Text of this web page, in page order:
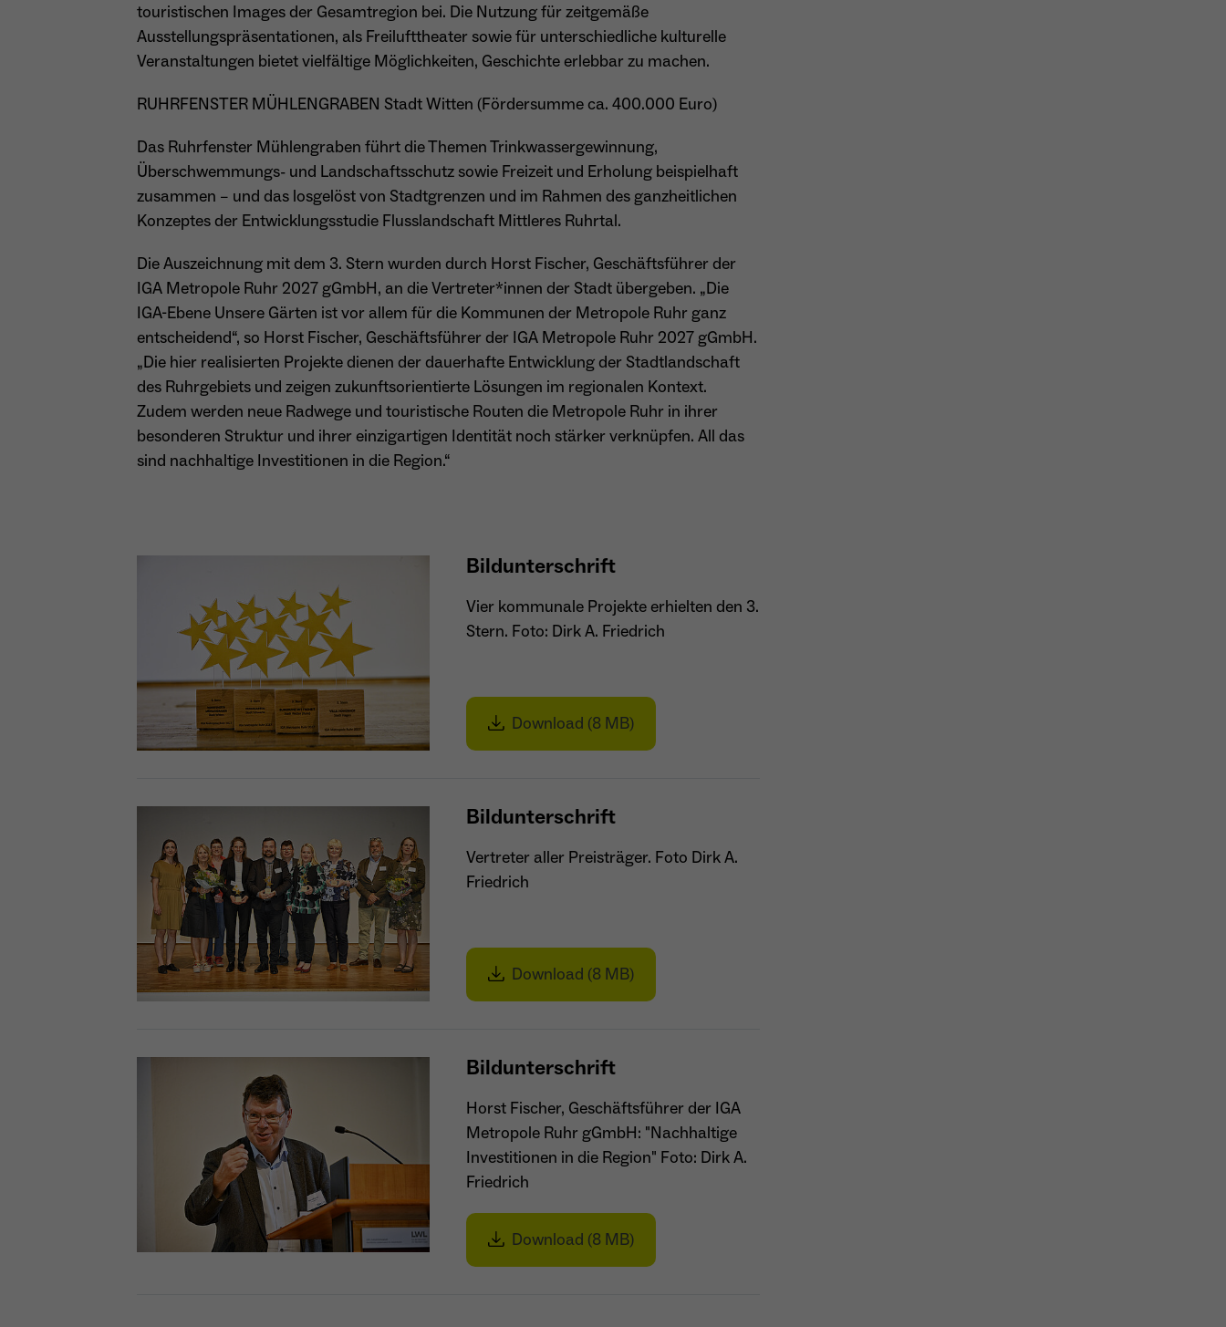
Laufzeit 2 Jahre
Zweck
wird, ob ein Besucher neu oder wiederkehrend ist.
Name _gcl_au
Anbieter Google LLC
Zweck
- Wird von Google Ads / Google Tag Manager
verwendet - Dient der Conversion-Erfassung und
Werbewirksamkeitsmessung - Hilft zu verstehen, wie
Nutzer mit Anzeigen interagieren
Name _fbp
Anbieter
Zweck
Ausspielung personalisierter Werbung - Messung
touristischen Images der Gesamtregion bei. Die Nutzung für zeitgemäße
Ausstellungspräsentationen, als Freilufttheater sowie für unterschiedliche kulturelle
Veranstaltungen bietet vielfältige Möglichkeiten, Geschichte erlebbar zu machen.
RUHRFENSTER MÜHLENGRABEN Stadt Witten (Fördersumme ca. 400.000 Euro)
Das Ruhrfenster Mühlengraben führt die Themen Trinkwassergewinnung,
Überschwemmungs- und Landschaftsschutz sowie Freizeit und Erholung beispielhaft
zusammen – und das losgelöst von Stadtgrenzen und im Rahmen des ganzheitlichen
Konzeptes der Entwicklungsstudie Flusslandschaft Mittleres Ruhrtal.
Die Auszeichnung mit dem 3. Stern wurden durch Horst Fischer, Geschäftsführer der
IGA Metropole Ruhr 2027 gGmbH, an die Vertreter*innen der Stadt übergeben. „Die
IGA-Ebene Unsere Gärten ist vor allem für die Kommunen der Metropole Ruhr ganz
entscheidend“, so Horst Fischer, Geschäftsführer der IGA Metropole Ruhr 2027 gGmbH.
„Die hier realisierten Projekte dienen der dauerhafte Entwicklung der Stadtlandschaft
des Ruhrgebiets und zeigen zukunftsorientierte Lösungen im regionalen Kontext.
Zudem werden neue Radwege und touristische Routen die Metropole Ruhr in ihrer
besonderen Struktur und ihrer einzigartigen Identität noch stärker verknüpfen. All das
sind nachhaltige Investitionen in die Region.“
Bildunterschrift
Vier kommunale Projekte erhielten den 3.
Stern. Foto: Dirk A. Friedrich
Download (8 MB)
Bildunterschrift
Vertreter aller Preisträger. Foto Dirk A.
Friedrich
Download (8 MB)
Bildunterschrift
Horst Fischer, Geschäftsführer der IGA
Metropole Ruhr gGmbH: "Nachhaltige
Investitionen in die Region" Foto: Dirk A.
Friedrich
Download (8 MB)